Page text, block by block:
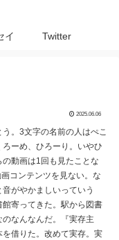
イ Twitter
2025.06.06
。3文字の名前の人はぺこ
ーめ、ひろーり。いやひ
動画は1回も見たことな
コンテンツを見ない。な
がやかましいっていう
寄ってきた。駅から図書
なんなんだ。『実存主
借りた。改めて実存。実